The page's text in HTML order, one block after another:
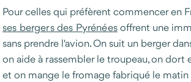
Pour celles qui préfèrent commencer en
ses bergers des Pyrénéesoffrent une
sans prendre l'avion. On suit un berger
on aide à rassembler le troupeau, on dort
et on mange le fromage fabriqué le matin